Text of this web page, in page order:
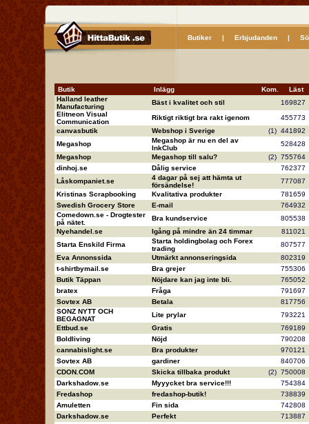
Butiker| Erbjudanden|
Butik Inlägg Kom.
Läst
Halland leather
Manufacturing
Bäst i kvalitet och stil
169827
Elitneon Visual
Communication
Riktigt riktigt bra rakt igenom
455773
canvasbutik
Webshop i Sverige (1) 441892
Megashop
Megashop är nu en del av
InkClub
528428
Megashop
Megashop till salu? (2) 755764
dinhoj.se
Dålig service
762377
Låskompaniet.se
4 dagar på sej att hämta ut
försändelse!
777087
Kristinas Scrapbooking
Kvalitativa produkter
781659
Swedish Grocery Store
E-mail
764932
Comedown.se - Drogtester
på nätet.
Bra kundservice
805538
Nyehandel.se
Igång på mindre än 24 timmar
811021
Starta Enskild Firma
Starta holdingbolag och Forex
trading
807577
Eva Annonssida
Utmärkt annonseringsida
802319
t-shirtbymail.se
Bra grejer
755306
Butik Täppan
Nöjdare kan jag inte bli.
765052
bratex
Fråga
791697
Sovtex AB
Betala
817756
SONZ NYTT OCH
BEGAGNAT
Lite prylar
793221
Ettbud.se
Gratis
769189
Boldliving
Nöjd
790208
cannabislight.se
Bra produkter
970121
Sovtex AB
gardiner
840706
CDON.COM
Skicka tillbaka produkt (2) 750008
Darkshadow.se
Myyycket bra service!!!
754384
Fredashop
fredashop-butik!
738839
Amuletten
Fin sida
742808
Darkshadow.se
Perfekt
713887